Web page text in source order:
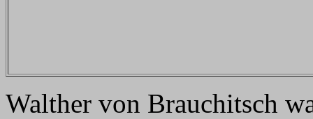
Walther von Brauchitsch